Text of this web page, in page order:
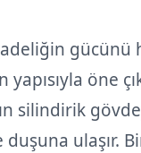
gücünü
öne
silindirik
ulaşır.